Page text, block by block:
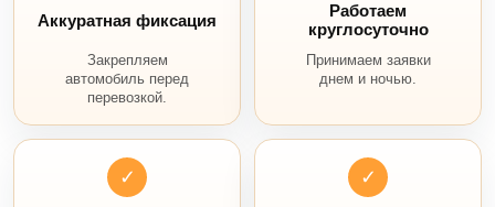
Аккуратная фиксация
Закрепляем
автомобиль перед
перевозкой.
Работаем
круглосуточно
Принимаем заявки
днем и ночью.
✓ ✓